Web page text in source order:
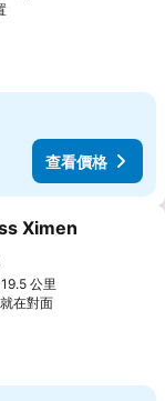
查看價格
Ximen
公里
在對面